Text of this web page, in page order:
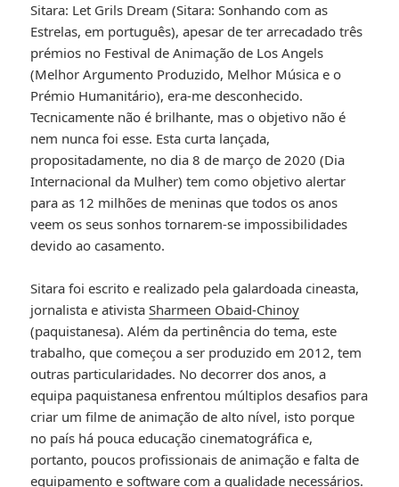
Sitara: Let Grils Dream (Sitara: Sonhando com as
Estrelas, em português), apesar de ter arrecadado três
prémios no Festival de Animação de Los Angels
(Melhor Argumento Produzido, Melhor Música e o
Prémio Humanitário), era-me desconhecido.
Tecnicamente não é brilhante, mas o objetivo não é
nem nunca foi esse. Esta curta lançada,
propositadamente, no dia 8 de março de 2020 (Dia
Internacional da Mulher) tem como objetivo alertar
para as 12 milhões de meninas que todos os anos
veem os seus sonhos tornarem-se impossibilidades
devido ao casamento.
Sitara foi escrito e realizado pela galardoada cineasta,
jornalista e ativistaSharmeen Obaid-Chinoy
(paquistanesa). Além da pertinência do tema, este
trabalho, que começou a ser produzido em 2012, tem
outras particularidades. No decorrer dos anos, a
equipa paquistanesa enfrentou múltiplos desafios para
criar um filme de animação de alto nível, isto porque
no país há pouca educação cinematográfica e,
portanto, poucos profissionais de animação e falta de
equipamento e software com a qualidade necessários.